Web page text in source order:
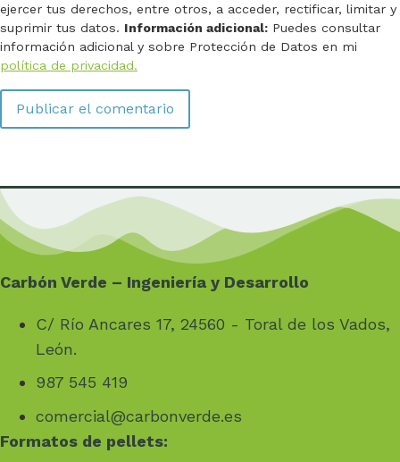
ejercer tus derechos, entre otros, a acceder, rectificar, limitar y
suprimir tus datos. Información adicional: Puedes consultar
información adicional y sobre Protección de Datos en mi
política de privacidad.
Carbón Verde – Ingeniería y Desarrollo
C/ Río Ancares 17, 24560 - Toral de los Vados,
León.
987 545 419
comercial@carbonverde.es
Formatos de pellets: